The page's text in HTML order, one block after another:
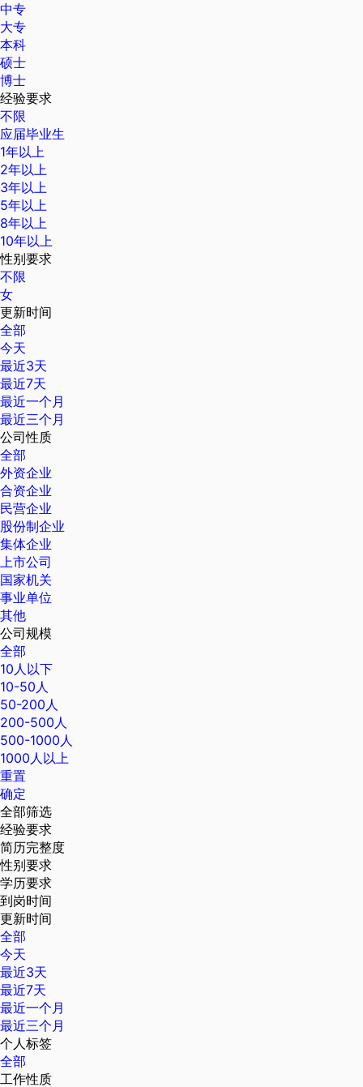
中专
大专
本科
硕士
博士
经验要求
不限
应届毕业生
1年以上
2年以上
3年以上
5年以上
8年以上
10年以上
性别要求
不限
女
更新时间
全部
今天
最近3天
最近7天
最近一个月
最近三个月
公司性质
全部
外资企业
合资企业
民营企业
股份制企业
集体企业
上市公司
国家机关
事业单位
其他
公司规模
全部
10人以下
10-50人
50-200人
200-500人
500-1000人
1000人以上
重置
确定
全部筛选
经验要求
简历完整度
性别要求
学历要求
到岗时间
更新时间
全部
今天
最近3天
最近7天
最近一个月
最近三个月
个人标签
全部
工作性质